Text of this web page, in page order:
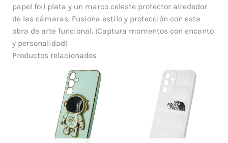
papel foil plata y un marco celeste protector alrededor
de las cámaras. Fusiona estilo y protección con esta
obra de arte funcional. ¡Captura momentos con encanto
y personalidad!
Productos relacionados